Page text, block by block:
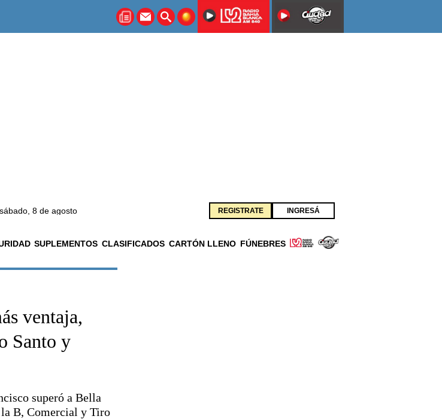
sábado, 8 de agosto REGISTRATE INGRESÁ
SUPLEMENTOS CLASIFICADOS CARTÓN LLENO FÚNEBRES
ventaja,
Santo y
superó a Bella
B, Comercial y Tiro